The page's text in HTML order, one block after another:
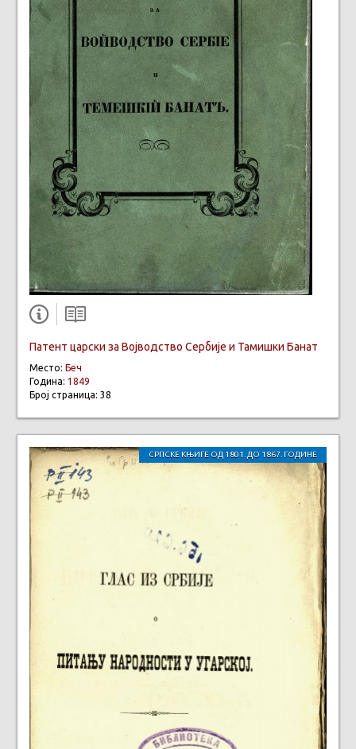
Патент царски за Војводство Сербије и Тамишки Банат
Место: Беч
Година: 1849
Број страница: 38
СРПСКЕ КЊИГЕ ОД 1801. ДО 1867. ГОДИНЕ